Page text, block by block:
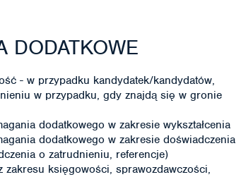
DODATKOWE
- w przypadku kandydatek/kandydatów,
w przypadku, gdy znajdą się w gronie
dodatkowego w zakresie wykształcenia
dodatkowego w zakresie doświadczenia
o zatrudnieniu, referencje)
księgowości, sprawozdawczości,